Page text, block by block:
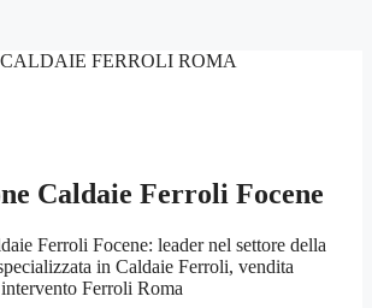
FERROLI ROMA
Caldaie Ferroli Focene
Ferroli Focene: leader nel settore della
in Caldaie Ferroli, vendita
Ferroli Roma